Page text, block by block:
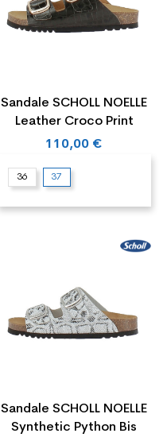
Sandale SCHOLL NOELLE
Leather Croco Print
110,00 €
36 37
Sandale SCHOLL NOELLE
Synthetic Python Bis